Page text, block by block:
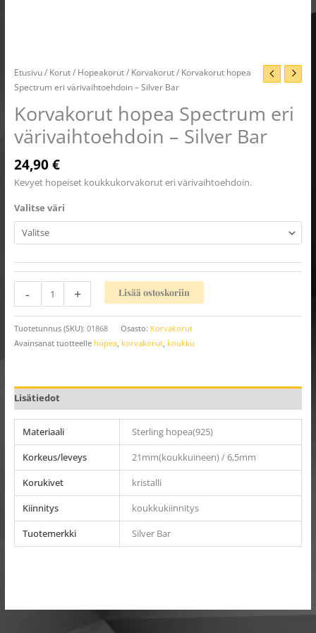
Etusivu/ Korut/ Hopeakorut/ Korvakorut/ Korvakorut hopea
Spectrum eri värivaihtoehdoin – Silver Bar
Korvakorut hopea Spectrum eri
värivaihtoehdoin – Silver Bar
24,90€
Kevyet hopeiset koukkukorvakorut eri värivaihtoehdoin.
Valitse väri
- + Lisää ostoskoriin
Tuotetunnus (SKU): 01868 Osasto: Korvakorut
Avainsanat tuotteelle hopea, korvakorut, koukku
Lisätiedot
Materiaali
Sterling hopea(925)
Korkeus/leveys
21mm(koukkuineen) / 6,5mm
Korukivet
kristalli
Kiinnitys
koukkukiinnitys
Tuotemerkki
Silver Bar